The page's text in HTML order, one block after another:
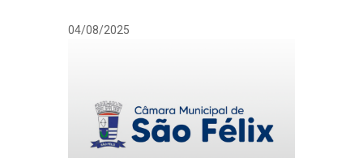
04/08/2025